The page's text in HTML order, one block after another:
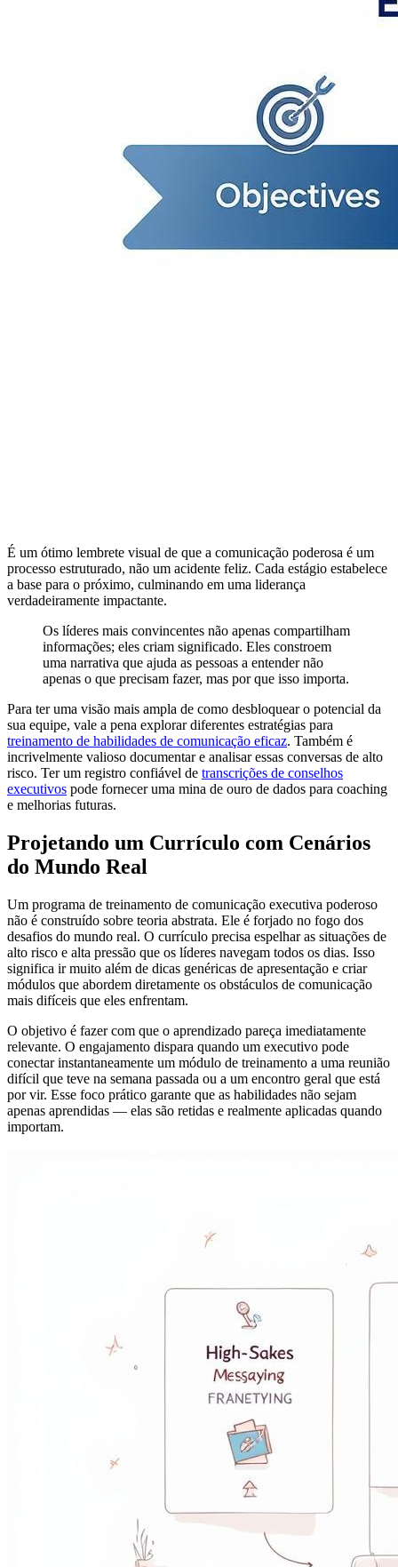
É um ótimo lembrete visual de que a comunicação poderosa é um
processo estruturado, não um acidente feliz. Cada estágio estabelece
a base para o próximo, culminando em uma liderança
verdadeiramente impactante.
Os líderes mais convincentes não apenas compartilham
informações; eles criam significado. Eles constroem
uma narrativa que ajuda as pessoas a entender não
apenas o que precisam fazer, mas por que isso importa.
Para ter uma visão mais ampla de como desbloquear o potencial da
sua equipe, vale a pena explorar diferentes estratégias para
treinamento de habilidades de comunicação eficaz. Também é
incrivelmente valioso documentar e analisar essas conversas de alto
risco. Ter um registro confiável de transcrições de conselhos
executivos pode fornecer uma mina de ouro de dados para coaching
e melhorias futuras.
Projetando um Currículo com Cenários
do Mundo Real
Um programa de treinamento de comunicação executiva poderoso
não é construído sobre teoria abstrata. Ele é forjado no fogo dos
desafios do mundo real. O currículo precisa espelhar as situações de
alto risco e alta pressão que os líderes navegam todos os dias. Isso
significa ir muito além de dicas genéricas de apresentação e criar
módulos que abordem diretamente os obstáculos de comunicação
mais difíceis que eles enfrentam.
O objetivo é fazer com que o aprendizado pareça imediatamente
relevante. O engajamento dispara quando um executivo pode
conectar instantaneamente um módulo de treinamento a uma reunião
difícil que teve na semana passada ou a um encontro geral que está
por vir. Esse foco prático garante que as habilidades não sejam
apenas aprendidas — elas são retidas e realmente aplicadas quando
importam.